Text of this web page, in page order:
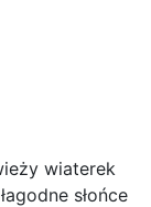
wiaterek
słońce